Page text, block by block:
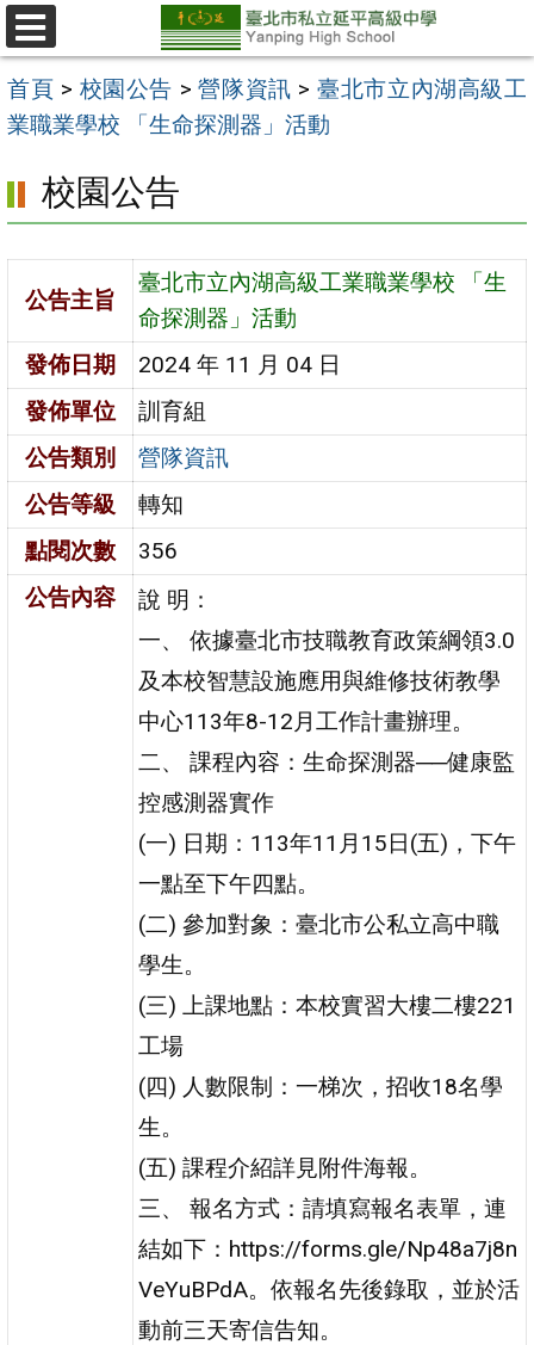
跳
至
主
要
區
選
單
首頁 > 校園公告 >營隊資訊 > 臺北市立內湖高級工
業職業學校 「生命探測器」活動
校園公告
公告主旨
臺北市立內湖高級工業職業學校 「生
命探測器」活動
發佈日期
2024 年 11 月 04 日
發佈單位
訓育組
公告類別
營隊資訊
公告等級
轉知
點閱次數
356
公告內容
說 明：
一、 依據臺北市技職教育政策綱領3.0
及本校智慧設施應用與維修技術教學
中心113年8-12月工作計畫辦理。
二、 課程內容：生命探測器──健康監
控感測器實作
(一) 日期：113年11月15日(五)，下午
一點至下午四點。
(二) 參加對象：臺北市公私立高中職
學生。
(三) 上課地點：本校實習大樓二樓221
工場
(四) 人數限制：一梯次，招收18名學
生。
(五) 課程介紹詳見附件海報。
三、 報名方式：請填寫報名表單，連
結如下：https://forms.gle/Np48a7j8n
VeYuBPdA。依報名先後錄取，並於活
動前三天寄信告知。